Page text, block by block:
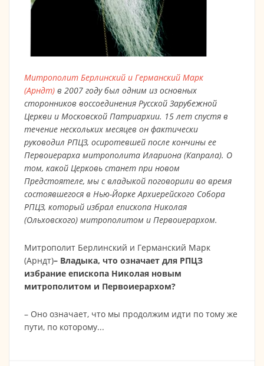
Митрополит Берлинский и Германский Марк
(Арндт) в 2007 году был одним из основных
сторонников воссоединения Русской Зарубежной
Церкви и Московской Патриархии. 15 лет спустя в
течение нескольких месяцев он фактически
руководил РПЦЗ, осиротевшей после кончины ее
Первоиерарха митрополита Илариона (Капрала). О
том, какой Церковь станет при новом
Предстоятеле, мы с владыкой поговорили во время
состоявшегося в Нью-Йорке Архиерейского Собора
РПЦЗ, который избрал епископа Николая
(Ольховского) митрополитом и Первоиерархом.
Митрополит Берлинский и Германский Марк
(Арндт)– Владыка, что означает для РПЦЗ
избрание епископа Николая новым
митрополитом и Первоиерархом?
– Оно означает, что мы продолжим идти по тому же
пути, по которому...